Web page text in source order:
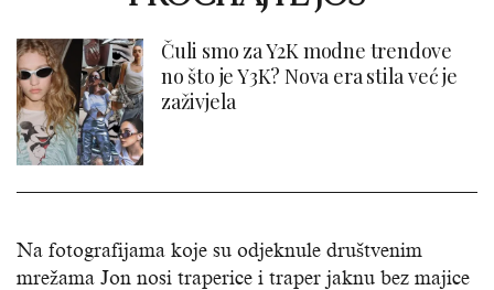
Čuli smo za Y2K modne trendove
no što je Y3K? Nova era stila već je
zaživjela
Na fotografijama koje su odjeknule društvenim
mrežama Jon nosi traperice i traper jaknu bez majice